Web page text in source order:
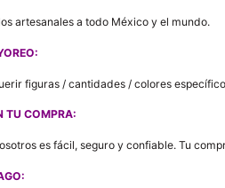
artesanales a todo México y el mundo.
figuras / cantidades / colores
TU COMPRA:
es fácil, seguro y confiable. Tu